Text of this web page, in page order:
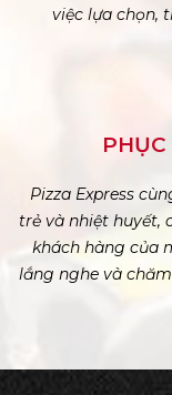
việc lựa chọn,
Pizza Express
trẻ và nhiệt huyết,
khách hàng của
lắng nghe và